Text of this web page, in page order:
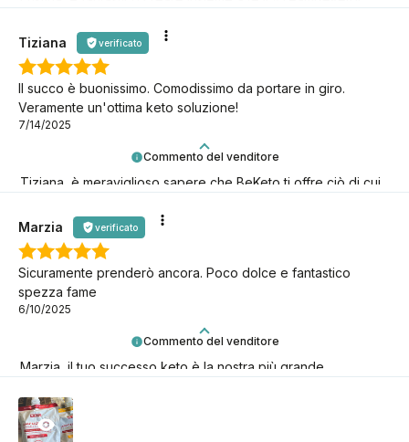
Commento del venditore
Tiziana, è meraviglioso sapere che BeKeto ti offre ciò di cui
Tiziana verificato
Il succo è buonissimo. Comodissimo da portare in giro.
Veramente un'ottima keto soluzione!
7/14/2025
Commento del venditore
Marzia, il tuo successo keto è la nostra più grande
Marzia verificato
Sicuramente prenderò ancora. Poco dolce e fantastico
spezza fame
6/10/2025